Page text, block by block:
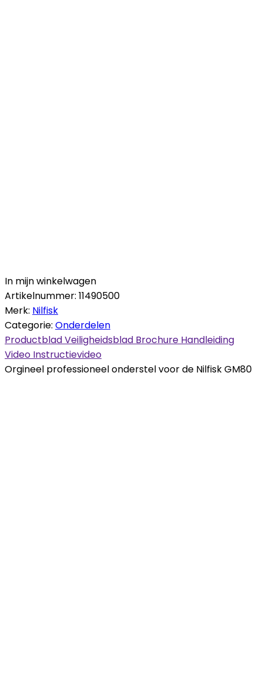
In mijn winkelwagen
Artikelnummer: 11490500
Merk: Nilfisk
Categorie: Onderdelen
ProductbladVeiligheidsblad Brochure Handleiding
Video Instructievideo
Orgineel professioneel onderstel voor de Nilfisk GM80